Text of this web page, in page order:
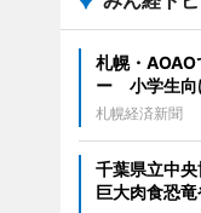
札幌・AOAO
ー 小学生向
札幌経済新聞
千葉県立中
巨大肉食恐